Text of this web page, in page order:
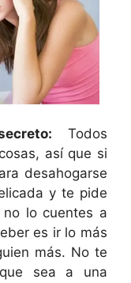
Todos
así que si
desahogarse
y te pide
lo cuentes a
es ir lo más
más. No te
sea a una